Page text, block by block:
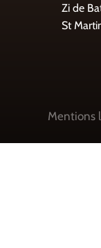
Zi de
St
Mentions